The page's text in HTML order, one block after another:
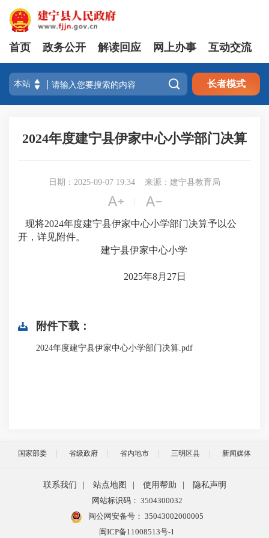
首页 政务公开 解读回应 网上办事 互动交流
 长者模式
2024年度建宁县伊家中心小学部门决算
日期：2025-09-07 19:34 来源：建宁县教育局
 
现将2024年度建宁县伊家中心小学部门决算予以公
开，详见附件。
建宁县伊家中心小学
2025年8月27日
附件下载：
2024年度建宁县伊家中心小学部门决算.pdf
国家部委 省级政府 省内地市 三明区县 新闻媒体
联系我们 站点地图 使用帮助
隐私声明
网站标识码： 3504300032
闽公网安备号： 35043002000005
闽ICP备11008513号-1